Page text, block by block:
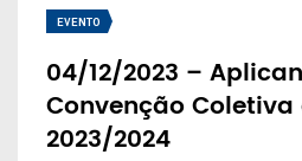
EVENTO
04/12/2023 –
Convenção
2023/2024